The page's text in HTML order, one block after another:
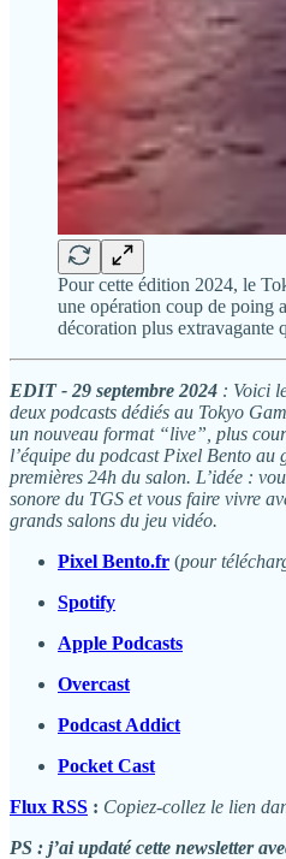
Pour cette édition 2024, le
une opération coup de poing
décoration plus extravagante
EDIT - 29 septembre 2024 : Voici
deux podcasts dédiés au Tokyo
un nouveau format “live”, plus
l’équipe du podcast Pixel Bento au
premières 24h du salon. L’idée :
sonore du TGS et vous faire vivre
grands salons du jeu vidéo.
Pixel Bento.fr (pour
Spotify
Apple Podcasts
Overcast
Podcast Addict
Pocket Cast
Flux RSS : Copiez-collez le lien
PS : j’ai updaté cette newsletter